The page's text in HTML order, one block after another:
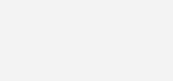
Neben Endgeräten mit entsprechender
die zunehmende Leistungsfähigkeit
das Ethernet (PoE, Power over Ethernet)
Infrastruktur. Bei neuen Installationen
aber nicht mehr zwangsläufig an